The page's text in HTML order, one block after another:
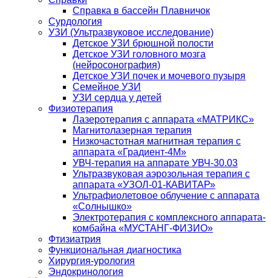
Справка в бассейн Плавничок
Сурдология
УЗИ (Ультразвуковое исследование)
Детское УЗИ брюшной полости
Детское УЗИ головного мозга
(нейросонография)
Детское УЗИ почек и мочевого пузыря
Семейное УЗИ
УЗИ сердца у детей
Физиотерапия
Лазеротерапия с аппарата «МАТРИКС»
Магнитолазерная терапия
Низкочастотная магнитная терапия с
аппарата «Градиент-4М»
УВЧ-терапия на аппарате УВЧ-30.03
Ультразвуковая аэрозольная терапия с
аппарата «УЗОЛ-01-КАВИТАР»
Ультрафиолетовое облучение с аппарата
«Солнышко»
Электротерапия с комплексного аппарата-
комбайна «МУСТАНГ-ФИЗИО»
Фтизиатрия
Функциональная диагностика
Хирургия-урология
Эндокринология